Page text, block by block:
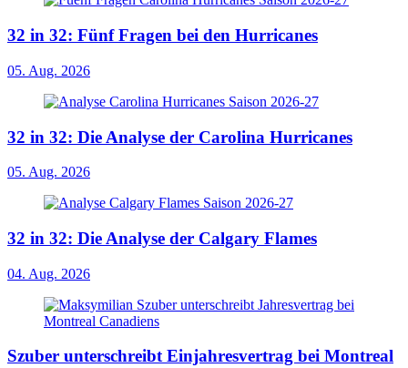
32 in 32: Fünf Fragen bei den Hurricanes
05. Aug. 2026
32 in 32: Die Analyse der Carolina Hurricanes
05. Aug. 2026
32 in 32: Die Analyse der Calgary Flames
04. Aug. 2026
Szuber unterschreibt Einjahresvertrag bei Montreal